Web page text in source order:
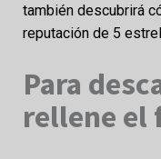
también descubrirá
reputación de 5
Para
rellene el